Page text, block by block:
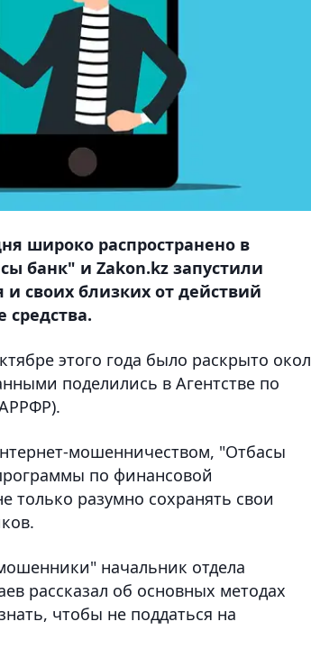
широко распространено в
банк" и Zakon.kz запустили
своих близких от действий
этого года было раскрыто
поделились в Агентстве по
мошенничеством, "Отбасы
по финансовой
только разумно сохранять свои
начальник отдела
рассказал об основных методах
чтобы не поддаться на